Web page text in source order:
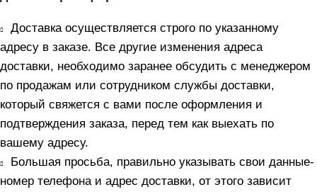
Доставка осуществляется строго по указанному
адресу в заказе. Все другие изменения адреса
доставки, необходимо заранее обсудить с менеджером
по продажам или сотрудником службы доставки,
который свяжется с вами после оформления и
подтверждения заказа, перед тем как выехать по
вашему адресу.
Большая просьба, правильно указывать свои данные-
номер телефона и адрес доставки, от этого зависит